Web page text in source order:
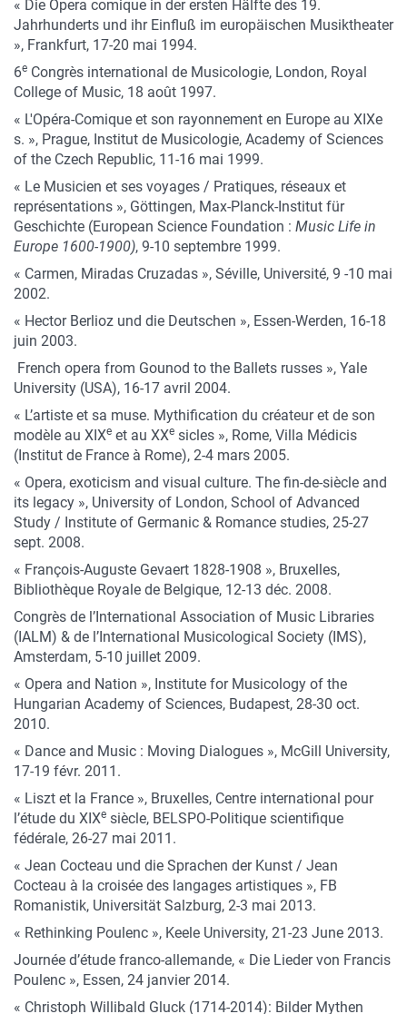
« Die Opera comique in der ersten Hälfte des 19.
Jahrhunderts und ihr Einfluß im europäischen Musiktheater
», Frankfurt, 17-20 mai 1994.
6e Congrès international de Musicologie, London, Royal
College of Music, 18 août 1997.
« L'Opéra-Comique et son rayonnement en Europe au XIXe
s. », Prague, Institut de Musicologie, Academy of Sciences
of the Czech Republic, 11-16 mai 1999.
« Le Musicien et ses voyages / Pratiques, réseaux et
représentations », Göttingen, Max-Planck-Institut für
Geschichte (European Science Foundation : Music Life in
Europe 1600-1900), 9-10 septembre 1999.
« Carmen, Miradas Cruzadas », Séville, Université, 9 -10 mai
2002.
« Hector Berlioz und die Deutschen », Essen-Werden, 16-18
juin 2003.
French opera from Gounod to the Ballets russes », Yale
University (USA), 16-17 avril 2004.
« L’artiste et sa muse. Mythification du créateur et de son
modèle au XIXe et au XXe sicles », Rome, Villa Médicis
(Institut de France à Rome), 2-4 mars 2005.
« Opera, exoticism and visual culture. The fin-de-siècle and
its legacy », University of London, School of Advanced
Study / Institute of Germanic & Romance studies, 25-27
sept. 2008.
« François-Auguste Gevaert 1828-1908 », Bruxelles,
Bibliothèque Royale de Belgique, 12-13 déc. 2008.
Congrès de l’International Association of Music Libraries
(IALM) & de l’International Musicological Society (IMS),
Amsterdam, 5-10 juillet 2009.
« Opera and Nation », Institute for Musicology of the
Hungarian Academy of Sciences, Budapest, 28-30 oct.
2010.
« Dance and Music : Moving Dialogues », McGill University,
17-19 févr. 2011.
« Liszt et la France », Bruxelles, Centre international pour
l’étude du XIXe siècle, BELSPO-Politique scientifique
fédérale, 26-27 mai 2011.
« Jean Cocteau und die Sprachen der Kunst / Jean
Cocteau à la croisée des langages artistiques », FB
Romanistik, Universität Salzburg, 2-3 mai 2013.
« Rethinking Poulenc », Keele University, 21-23 June 2013.
Journée d’étude franco-allemande, « Die Lieder von Francis
Poulenc », Essen, 24 janvier 2014.
« Christoph Willibald Gluck (1714-2014): Bilder Mythen